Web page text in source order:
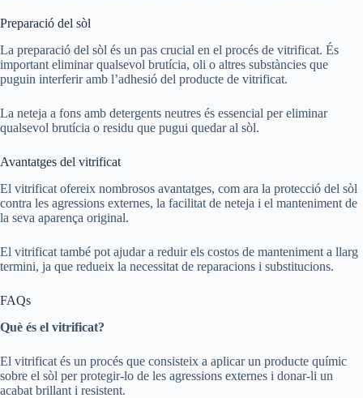
Preparació del sòl
La preparació del sòl és un pas crucial en el procés de vitrificat. És
important eliminar qualsevol brutícia, oli o altres substàncies que
puguin interferir amb l’adhesió del producte de vitrificat.
La neteja a fons amb detergents neutres és essencial per eliminar
qualsevol brutícia o residu que pugui quedar al sòl.
Avantatges del vitrificat
El vitrificat ofereix nombrosos avantatges, com ara la protecció del sòl
contra les agressions externes, la facilitat de neteja i el manteniment de
la seva aparença original.
El vitrificat també pot ajudar a reduir els costos de manteniment a llarg
termini, ja que redueix la necessitat de reparacions i substitucions.
FAQs
Què és el vitrificat?
El vitrificat és un procés que consisteix a aplicar un producte químic
sobre el sòl per protegir-lo de les agressions externes i donar-li un
acabat brillant i resistent.